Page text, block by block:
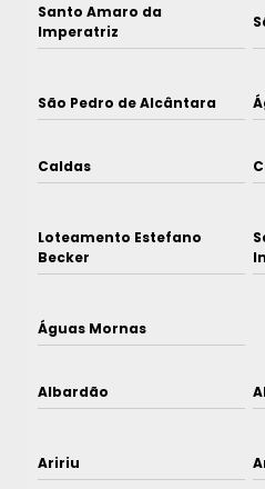
Santo Amaro da
Imperatriz
São Pedro de Alcântara
Caldas
Loteamento Estefano
Becker
Águas Mornas
Albardão
Aririu